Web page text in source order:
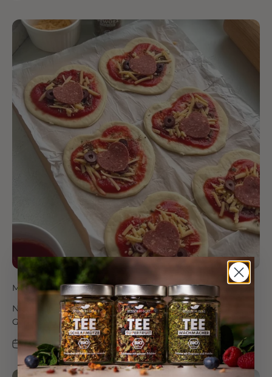
Mini Herz-Pizzen
Nicht nur am Valentinstag sind diese Pizza-Herzen ein
Genuss - das perfekte Fingerfood auf jeder Party!
30. Apr 2025